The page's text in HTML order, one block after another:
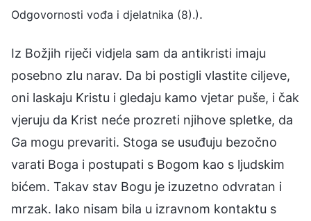
Odgovornosti vođa i djelatnika (8).).
Iz Božjih riječi vidjela sam da antikristi imaju
posebno zlu narav. Da bi postigli vlastite ciljeve,
oni laskaju Kristu i gledaju kamo vjetar puše, i čak
vjeruju da Krist neće prozreti njihove spletke, da
Ga mogu prevariti. Stoga se usuđuju bezočno
varati Boga i postupati s Bogom kao s ljudskim
bićem. Takav stav Bogu je izuzetno odvratan i
mrzak. Iako nisam bila u izravnom kontaktu s